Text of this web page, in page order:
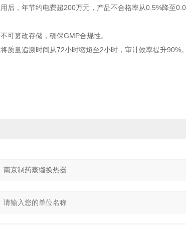
后，年节约电费超200万元，产品不合格率从0.5%降至
可篡改存储，确保GMP合规性。
质量追溯时间从72小时缩短至2小时，审计效率提升90%。